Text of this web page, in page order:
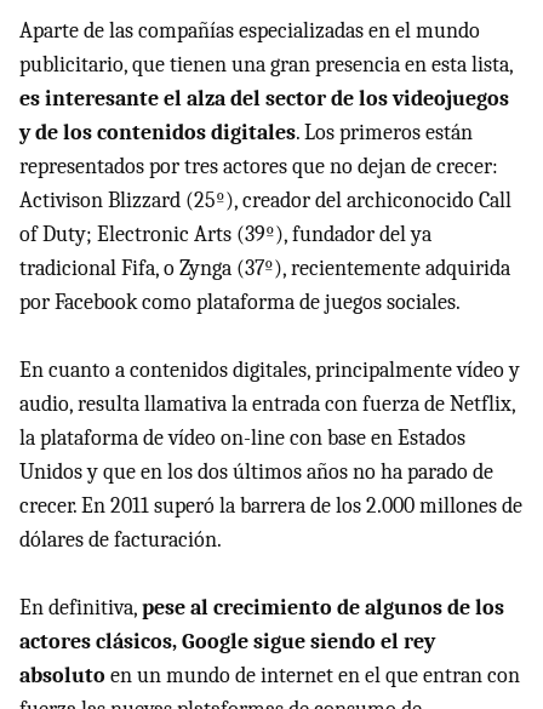
Aparte de las compañías especializadas en el mundo
publicitario, que tienen una gran presencia en esta lista,
es interesante el alza del sector de los videojuegos
y de los contenidos digitales. Los primeros están
representados por tres actores que no dejan de crecer:
Activison Blizzard (25º), creador del archiconocido Call
of Duty; Electronic Arts (39º), fundador del ya
tradicional Fifa, o Zynga (37º), recientemente adquirida
por Facebook como plataforma de juegos sociales.
En cuanto a contenidos digitales, principalmente vídeo y
audio, resulta llamativa la entrada con fuerza de Netflix,
la plataforma de vídeo on-line con base en Estados
Unidos y que en los dos últimos años no ha parado de
crecer. En 2011 superó la barrera de los 2.000 millones de
dólares de facturación.
En definitiva,pese al crecimiento de algunos de los
actores clásicos, Google sigue siendo el rey
absoluto en un mundo de internet en el que entran con